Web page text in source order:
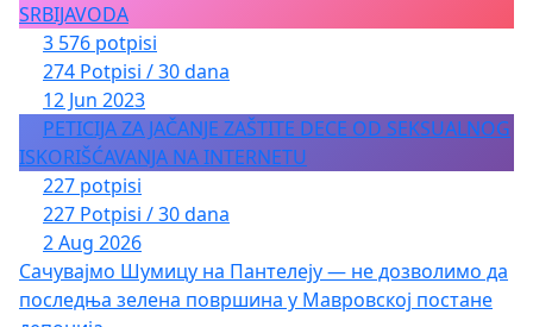
SRBIJAVODA
3 576 potpisi
274 Potpisi / 30 dana
12 Jun 2023
PETICIJA ZA JAČANJE ZAŠTITE DECE OD SEKSUALNOG
ISKORIŠĆAVANJA NA INTERNETU
227 potpisi
227 Potpisi / 30 dana
2 Aug 2026
Сачувајмо Шумицу на Пантелеју — не дозволимо да
последња зелена површина у Мавровској постане